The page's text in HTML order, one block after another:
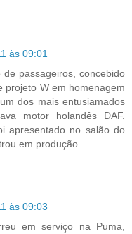
às 09:01
passageiros, concebido
projeto W em homenagem
dos mais entusiamados
motor holandês DAF.
apresentado no salão do
em produção.
às 09:03
em serviço na Puma,